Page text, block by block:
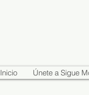
Inicio Únete a Sigue